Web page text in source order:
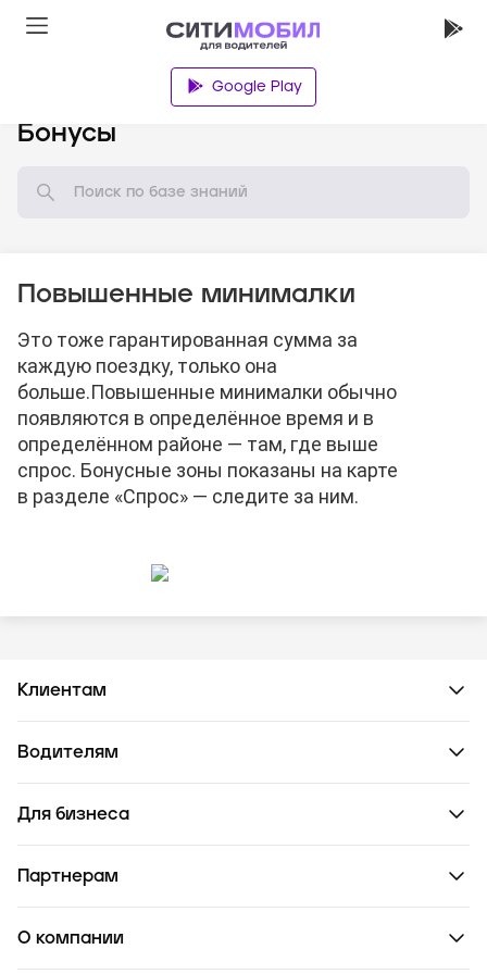
Google Play
Бонусы
Повышенные минималки
Это тоже гарантированная сумма за
каждую поездку, только она
больше.Повышенные минималки обычно
появляются в определённое время и в
определённом районе — там, где выше
спрос. Бонусные зоны показаны на карте
в разделе «Спрос» — следите за ним.
Клиентам
Водителям
Для бизнеса
Партнерам
О компании